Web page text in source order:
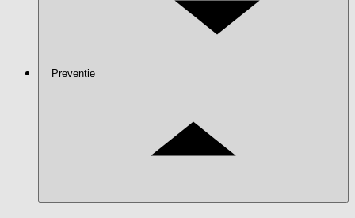
Preventie